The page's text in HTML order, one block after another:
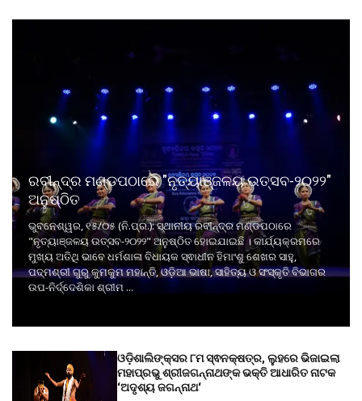
ରବୀନ୍ଦ୍ର ମଣ୍ଡପଠାରେ "ନୃତ୍ୟାଞ୍ଜଳୟ ଉତ୍ସବ-୨୦୨୨"
ଅନୁଷ୍ଠିତ
ଭୁବନେଶ୍ୱର, ୧୫/୦୫ (ନି.ପ୍ର.): ସ୍ଥାନୀୟ ରବୀନ୍ଦ୍ର ମଣ୍ଡପଠାରେ
"ନୃତ୍ୟାଞ୍ଜଳୟ ଉତ୍ସବ-୨୦୨୨" ଅନୁଷ୍ଠିତ ହୋଇଯାଇଛି । କାର୍ଯ୍ୟକ୍ରମରେ
ମୁଖ୍ୟ ଅତିଥି ଭାବେ ଧର୍ମଶାଳା ବିଧାୟକ ସ୍ଵାଧୀନ ହିମାଂଶୁ ଶେଖର ସାହୁ,
ପଦ୍ମଶ୍ରୀ ଗୁରୁ କୁମକୁମ ମହାନ୍ତି, ଓଡ଼ିଆ ଭାଷା, ସାହିତ୍ୟ ଓ ସଂସ୍କୃତି ବିଭାଗର
ଉପ-ନିର୍ଦ୍ଦେଶିକା ଶ୍ରୀମ ...
ଓଡ଼ିଶାଲିଙ୍କ୍ସର ୮ମ ସ୍ଵନକ୍ଷତ୍ର, ଲୁହରେ ଭିଜାଇଲା
ମହାପ୍ରଭୁ ଶ୍ରୀଜଗନ୍ନାଥଙ୍କ ଭକ୍ତି ଆଧାରିତ ନାଟକ
‘ଅଦୃଶ୍ୟ ଜଗନ୍ନାଥ‘